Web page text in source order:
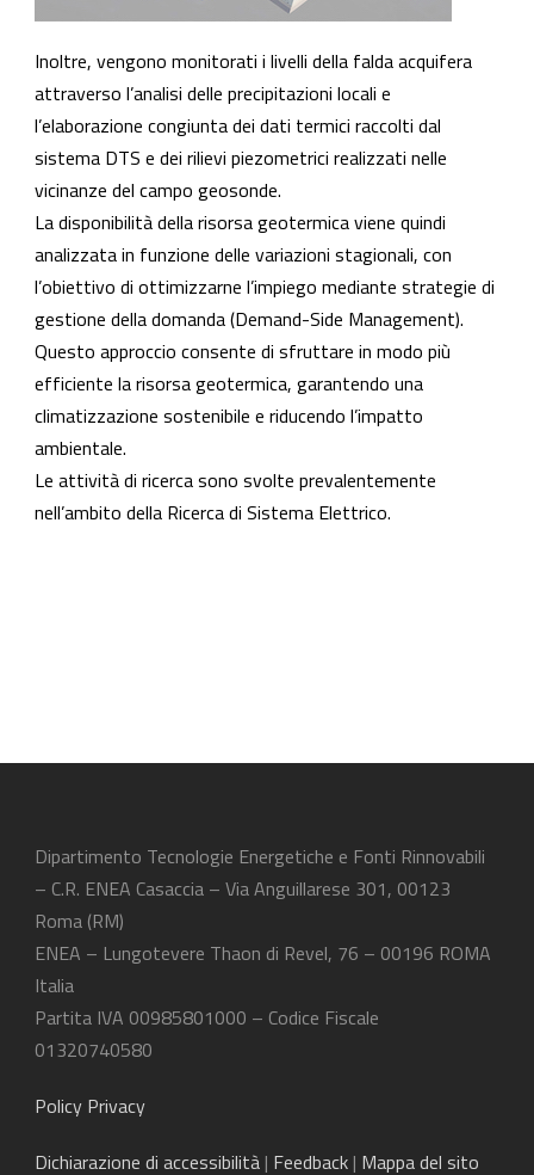
Inoltre, vengono monitorati i livelli della falda acquifera
attraverso l’analisi delle precipitazioni locali e
l’elaborazione congiunta dei dati termici raccolti dal
sistema DTS e dei rilievi piezometrici realizzati nelle
vicinanze del campo geosonde.
La disponibilità della risorsa geotermica viene quindi
analizzata in funzione delle variazioni stagionali, con
l’obiettivo di ottimizzarne l’impiego mediante strategie di
gestione della domanda (Demand-Side Management).
Questo approccio consente di sfruttare in modo più
efficiente la risorsa geotermica, garantendo una
climatizzazione sostenibile e riducendo l’impatto
ambientale.
Le attività di ricerca sono svolte prevalentemente
nell’ambito della Ricerca di Sistema Elettrico.
Dipartimento Tecnologie Energetiche e Fonti Rinnovabili
– C.R. ENEA Casaccia – Via Anguillarese 301, 00123
Roma (RM)
ENEA – Lungotevere Thaon di Revel, 76 – 00196 ROMA
Italia
Partita IVA 00985801000 – Codice Fiscale
01320740580
Policy Privacy
Dichiarazione di accessibilità | Feedback | Mappa del sito